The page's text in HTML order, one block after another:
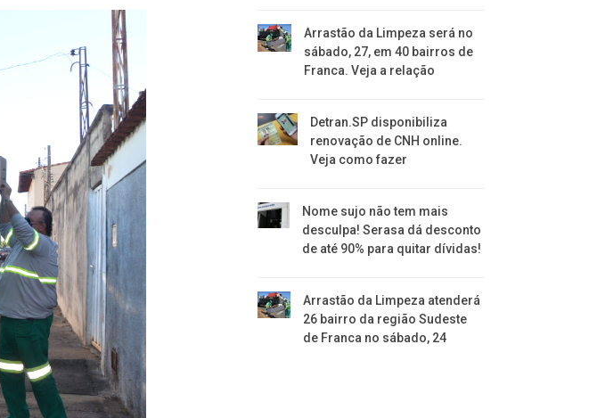
Arrastão da Limpeza será no
sábado, 27, em 40 bairros de
Franca. Veja a relação
Detran.SP disponibiliza
renovação de CNH online.
Veja como fazer
Nome sujo não tem mais
desculpa! Serasa dá desconto
de até 90% para quitar dívidas!
Arrastão da Limpeza atenderá
26 bairro da região Sudeste
de Franca no sábado, 24